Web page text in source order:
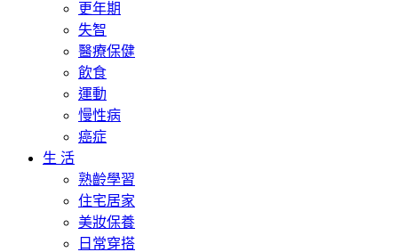
更年期
失智
醫療保健
飲食
運動
慢性病
癌症
生 活
熟齡學習
住宅居家
美妝保養
日常穿搭